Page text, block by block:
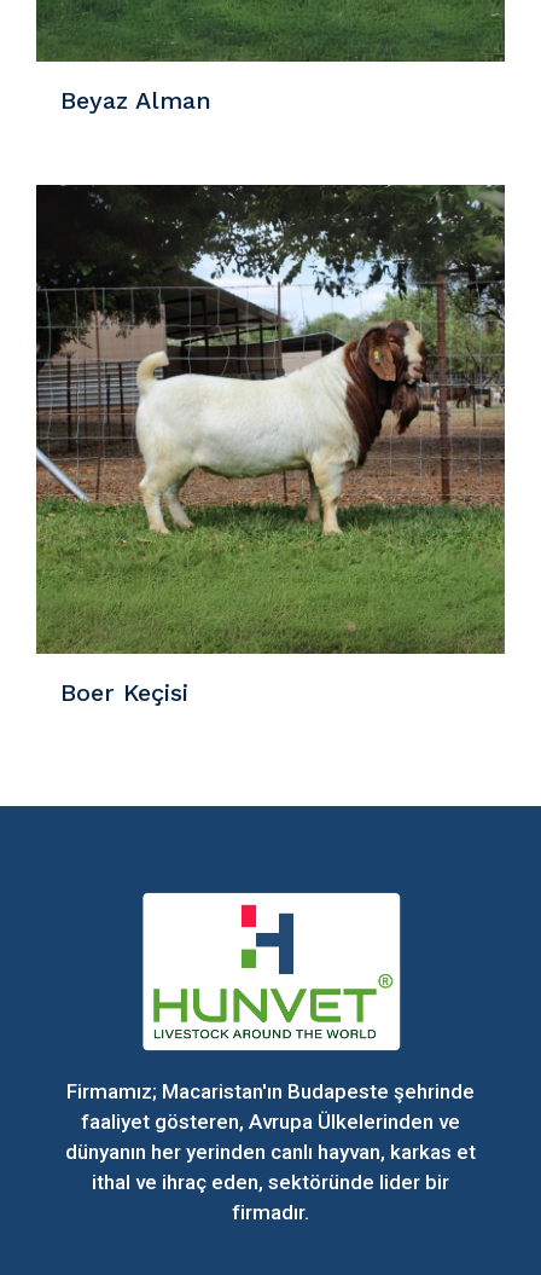
Beyaz Alman
Detaylar
Boer Keçisi
Firmamız; Macaristan'ın Budapeste şehrinde
faaliyet gösteren, Avrupa Ülkelerinden ve
dünyanın her yerinden canlı hayvan, karkas et
ithal ve ihraç eden, sektöründe lider bir
firmadır.